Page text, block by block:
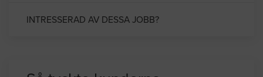
INTRESSERAD AV DESSA JOBB?